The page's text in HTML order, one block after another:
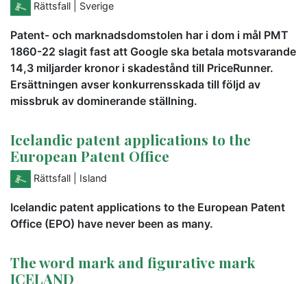
Rättsfall | Sverige
Patent- och marknadsdomstolen har i dom i mål PMT
1860-22 slagit fast att Google ska betala motsvarande
14,3 miljarder kronor i skadestånd till PriceRunner.
Ersättningen avser konkurrensskada till följd av
missbruk av dominerande ställning.
Icelandic patent applications to the
European Patent Office
Rättsfall | Island
Icelandic patent applications to the European Patent
Office (EPO) have never been as many.
The word mark and figurative mark
ICELAND